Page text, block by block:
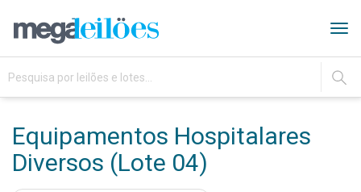
IR
Equipamentos Hospitalares
Diversos (Lote 04)